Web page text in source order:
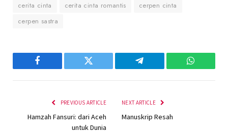
cerita cinta cerita cinta romantis
cerpen cinta
cerpen sastra
Facebook Twitter Telegram
PREVIOUS ARTICLE
Hamzah Fansuri: dari Aceh
untuk Dunia
NEXT ARTICLE
Manuskrip Resah